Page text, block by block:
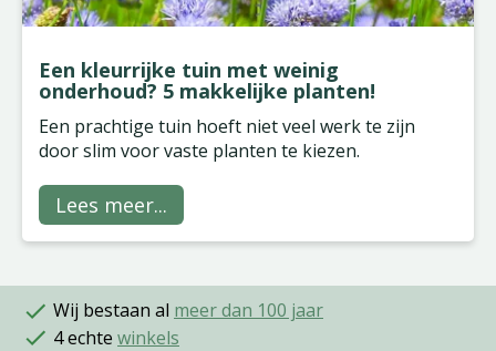
Een kleurrijke tuin met weinig
onderhoud? 5 makkelijke planten!
Een prachtige tuin hoeft niet veel werk te zijn
door slim voor vaste planten te kiezen.
Lees meer...
Wij bestaan al meer dan 100 jaar
4 echte winkels